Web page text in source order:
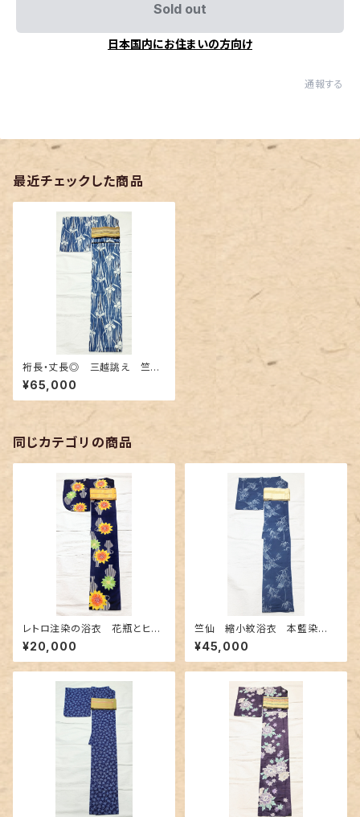
Sold out
日本国内にお住まいの方向け
通報する
最近チェックした商品
裄長・丈長◎ 三越誂え 竺仙
の綿紅梅浴衣 菖蒲柄
¥65,000
同じカテゴリの商品
レトロ注染の浴衣 花瓶とヒマ
ワリ柄
¥20,000
竺仙 縮小紋浴衣 本藍染
め〜長板中形の竹柄〜
¥45,000